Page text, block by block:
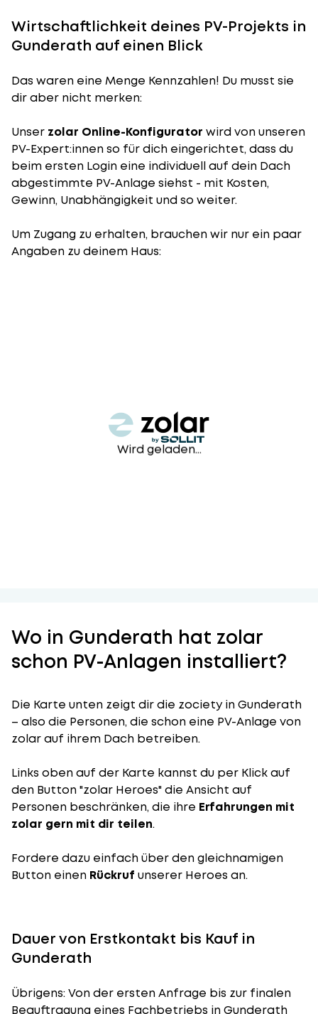
Wirtschaftlichkeit deines PV-Projekts in
Gunderath auf einen Blick
Das waren eine Menge Kennzahlen! Du musst sie
dir aber nicht merken:
Unser zolar Online-Konfigurator wird von unseren
PV-Expert:innen so für dich eingerichtet, dass du
beim ersten Login eine individuell auf dein Dach
abgestimmte PV-Anlage siehst - mit Kosten,
Gewinn, Unabhängigkeit und so weiter.
Um Zugang zu erhalten, brauchen wir nur ein paar
Angaben zu deinem Haus:
Wird geladen...
Wo in Gunderath hat zolar
schon PV-Anlagen installiert?
Die Karte unten zeigt dir die zociety in Gunderath
– also die Personen, die schon eine PV-Anlage von
zolar auf ihrem Dach betreiben.
Links oben auf der Karte kannst du per Klick auf
den Button "zolar Heroes" die Ansicht auf
Personen beschränken, die ihre Erfahrungen mit
zolar gern mit dir teilen.
Fordere dazu einfach über den gleichnamigen
Button einen Rückruf unserer Heroes an.
Dauer von Erstkontakt bis Kauf in
Gunderath
Übrigens: Von der ersten Anfrage bis zur finalen
Beauftragung eines Fachbetriebs in Gunderath